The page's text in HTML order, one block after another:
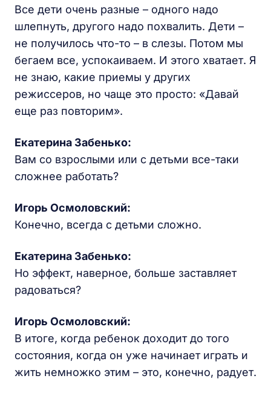
Все дети очень разные – одного надо
шлепнуть, другого надо похвалить. Дети –
не получилось что-то – в слезы. Потом мы
бегаем все, успокаиваем. И этого хватает. Я
не знаю, какие приемы у других
режиссеров, но чаще это просто: «Давай
еще раз повторим».
Екатерина Забенько:
Вам со взрослыми или с детьми все-таки
сложнее работать?
Игорь Осмоловский:
Конечно, всегда с детьми сложно.
Екатерина Забенько:
Но эффект, наверное, больше заставляет
радоваться?
Игорь Осмоловский:
В итоге, когда ребенок доходит до того
состояния, когда он уже начинает играть и
жить немножко этим – это, конечно, радует.